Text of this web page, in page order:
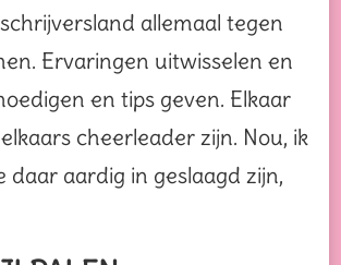
allemaal tegen
Ervaringen uitwisselen en
en tips geven. Elkaar
cheerleader zijn. Nou, ik
daar aardig in geslaagd zijn,